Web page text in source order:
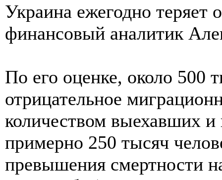
Украина ежегодно теряет
финансовый аналитик
По его оценке, около 500
отрицательное
количеством выехавших
примерно 250 тысяч
превышения смертности